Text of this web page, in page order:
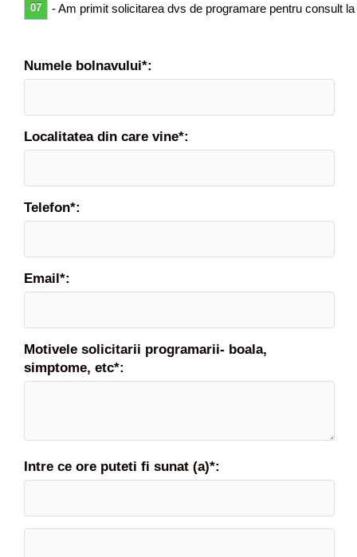
e
07 - Am primit solicitarea dvs de programare pentru consult
Numele bolnavului*:
Localitatea din care vine*:
Telefon*:
Email*:
Motivele solicitarii programarii- boala,
simptome, etc*:
Intre ce ore puteti fi sunat (a)*: